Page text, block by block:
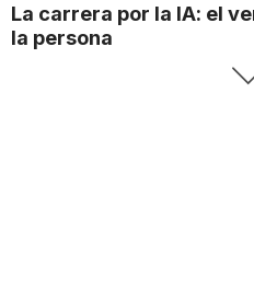
La carrera por la IA: el
la persona